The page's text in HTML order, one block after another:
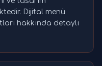
Dijital menü
hakkında detaylı